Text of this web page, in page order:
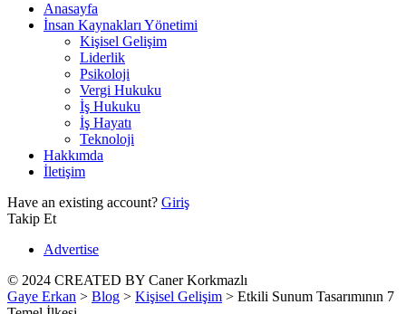
Anasayfa
İnsan Kaynakları Yönetimi
Kişisel Gelişim
Liderlik
Psikoloji
Vergi Hukuku
İş Hukuku
İş Hayatı
Teknoloji
Hakkımda
İletişim
Have an existing account? Giriş
Takip Et
Advertise
© 2024 CREATED BY Caner Korkmazlı
Gaye Erkan > Blog > Kişisel Gelişim > Etkili Sunum Tasarımının 7